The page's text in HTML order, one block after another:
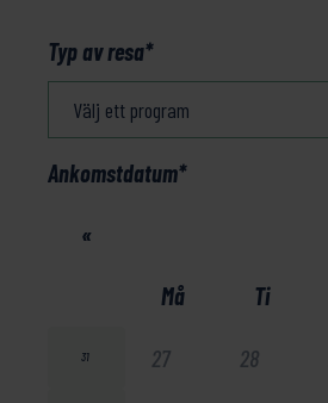
Typ av resa*
Ankomstdatum*
«
Må Ti
31 27 28